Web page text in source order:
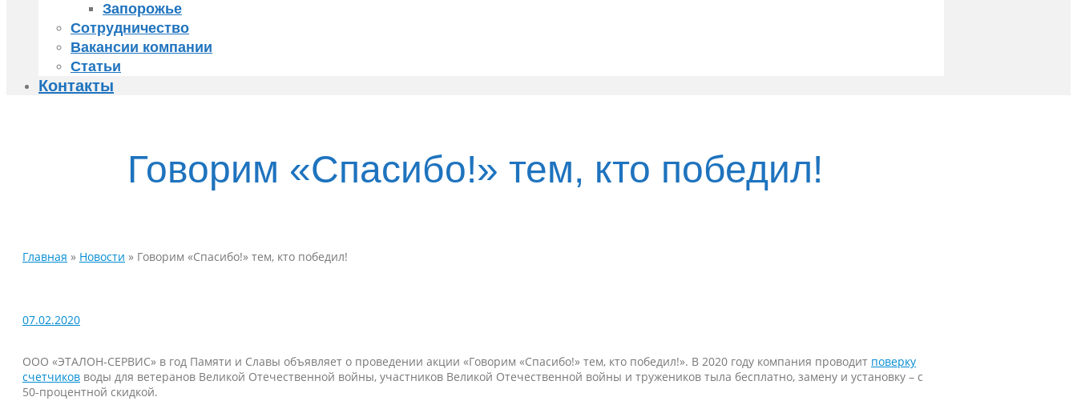
Запорожье
Сотрудничество
Вакансии компании
Статьи
Контакты
Говорим «Спасибо!» тем, кто победил!
Главная » Новости » Говорим «Спасибо!» тем, кто победил!
07.02.2020
ООО «ЭТАЛОН-СЕРВИС» в год Памяти и Славы объявляет о проведении акции «Говорим «Спасибо!» тем, кто победил!». В 2020 году компания проводит поверку
счетчиков воды для ветеранов Великой Отечественной войны, участников Великой Отечественной войны и тружеников тыла бесплатно, замену и установку – с
50-процентной скидкой.